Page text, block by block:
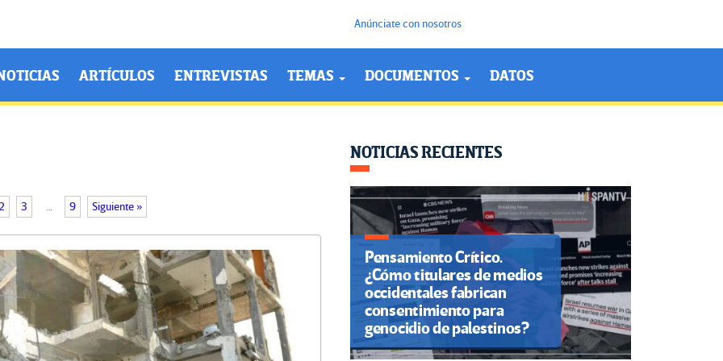
Anúnciate con nosotros
ARTÍCULOS ENTREVISTAS TEMAS DOCUMENTOS DATOS
3 … 9 Siguiente »
NOTICIAS RECIENTES
Pensamiento Crítico.
¿Cómo titulares de medios
occidentales fabrican
consentimiento para
genocidio de palestinos?